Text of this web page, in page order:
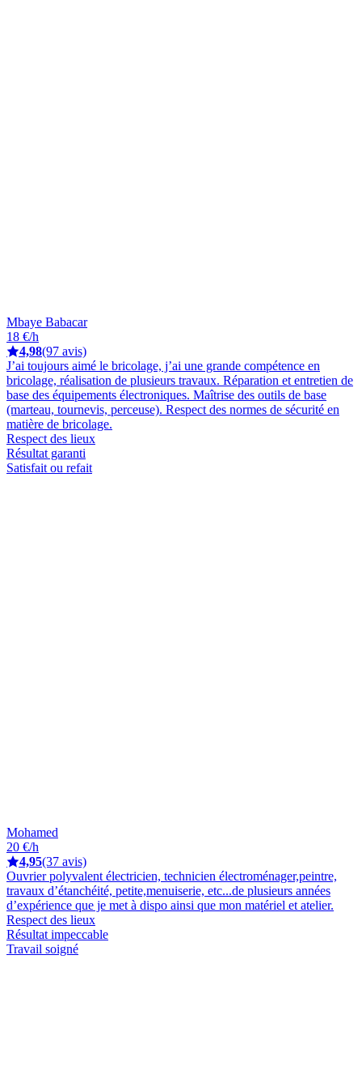
Mbaye Babacar
18 €/h
4,98(97 avis)
J’ai toujours aimé le bricolage, j’ai une grande compétence en
bricolage, réalisation de plusieurs travaux. Réparation et entretien de
base des équipements électroniques. Maîtrise des outils de base
(marteau, tournevis, perceuse). Respect des normes de sécurité en
matière de bricolage.
Respect des lieux
Résultat garanti
Satisfait ou refait
Mohamed
20 €/h
4,95(37 avis)
Ouvrier polyvalent électricien, technicien électroménager,peintre,
travaux d’étanchéité, petite,menuiserie, etc...de plusieurs années
d’expérience que je met à dispo ainsi que mon matériel et atelier.
Respect des lieux
Résultat impeccable
Travail soigné